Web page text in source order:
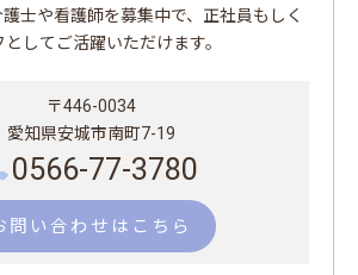
士や看護師を募集中で、正社員もしく
してご活躍いただけます。
〒446-0034
愛知県安城市南町7-19
0566-77-3780
問い合わせはこちら